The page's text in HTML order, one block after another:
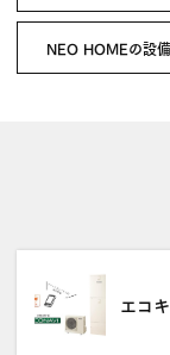
NEO HOMEの設
エコ